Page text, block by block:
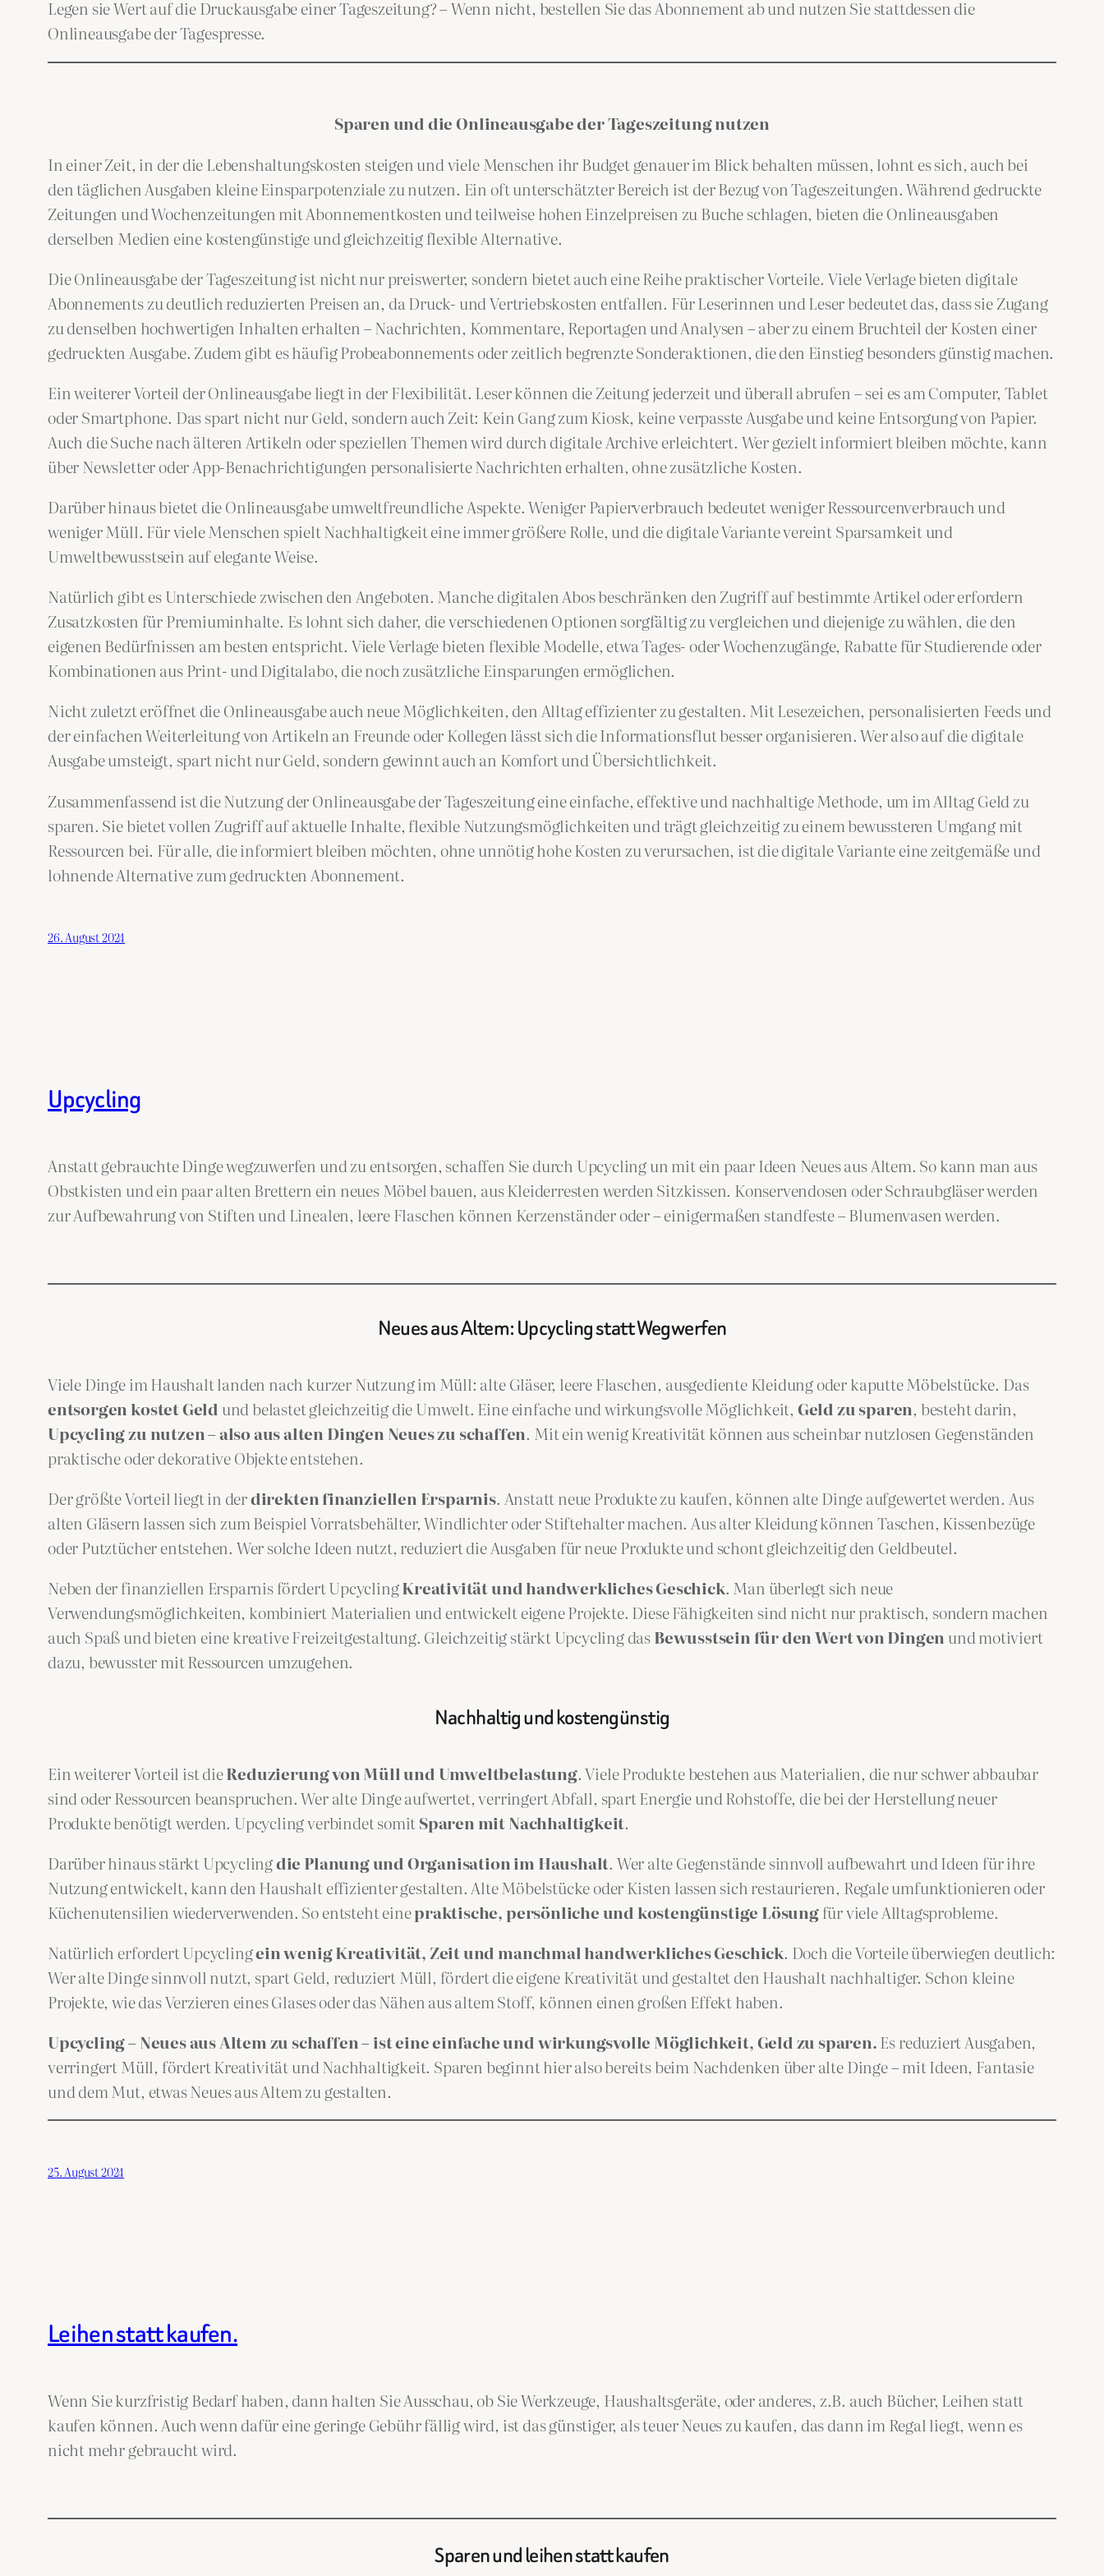
Legen sie Wert auf die Druckausgabe einer Tageszeitung? – Wenn nicht, bestellen Sie das Abonnement ab und nutzen Sie stattdessen die
Onlineausgabe der Tagespresse.
Sparen und die Onlineausgabe der Tageszeitung nutzen
In einer Zeit, in der die Lebenshaltungskosten steigen und viele Menschen ihr Budget genauer im Blick behalten müssen, lohnt es sich, auch bei
den täglichen Ausgaben kleine Einsparpotenziale zu nutzen. Ein oft unterschätzter Bereich ist der Bezug von Tageszeitungen. Während gedruckte
Zeitungen und Wochenzeitungen mit Abonnementkosten und teilweise hohen Einzelpreisen zu Buche schlagen, bieten die Onlineausgaben
derselben Medien eine kostengünstige und gleichzeitig flexible Alternative.
Die Onlineausgabe der Tageszeitung ist nicht nur preiswerter, sondern bietet auch eine Reihe praktischer Vorteile. Viele Verlage bieten digitale
Abonnements zu deutlich reduzierten Preisen an, da Druck- und Vertriebskosten entfallen. Für Leserinnen und Leser bedeutet das, dass sie Zugang
zu denselben hochwertigen Inhalten erhalten – Nachrichten, Kommentare, Reportagen und Analysen – aber zu einem Bruchteil der Kosten einer
gedruckten Ausgabe. Zudem gibt es häufig Probeabonnements oder zeitlich begrenzte Sonderaktionen, die den Einstieg besonders günstig machen.
Ein weiterer Vorteil der Onlineausgabe liegt in der Flexibilität. Leser können die Zeitung jederzeit und überall abrufen – sei es am Computer, Tablet
oder Smartphone. Das spart nicht nur Geld, sondern auch Zeit: Kein Gang zum Kiosk, keine verpasste Ausgabe und keine Entsorgung von Papier.
Auch die Suche nach älteren Artikeln oder speziellen Themen wird durch digitale Archive erleichtert. Wer gezielt informiert bleiben möchte, kann
über Newsletter oder App-Benachrichtigungen personalisierte Nachrichten erhalten, ohne zusätzliche Kosten.
Darüber hinaus bietet die Onlineausgabe umweltfreundliche Aspekte. Weniger Papierverbrauch bedeutet weniger Ressourcenverbrauch und
weniger Müll. Für viele Menschen spielt Nachhaltigkeit eine immer größere Rolle, und die digitale Variante vereint Sparsamkeit und
Umweltbewusstsein auf elegante Weise.
Natürlich gibt es Unterschiede zwischen den Angeboten. Manche digitalen Abos beschränken den Zugriff auf bestimmte Artikel oder erfordern
Zusatzkosten für Premiuminhalte. Es lohnt sich daher, die verschiedenen Optionen sorgfältig zu vergleichen und diejenige zu wählen, die den
eigenen Bedürfnissen am besten entspricht. Viele Verlage bieten flexible Modelle, etwa Tages- oder Wochenzugänge, Rabatte für Studierende oder
Kombinationen aus Print- und Digitalabo, die noch zusätzliche Einsparungen ermöglichen.
Nicht zuletzt eröffnet die Onlineausgabe auch neue Möglichkeiten, den Alltag effizienter zu gestalten. Mit Lesezeichen, personalisierten Feeds und
der einfachen Weiterleitung von Artikeln an Freunde oder Kollegen lässt sich die Informationsflut besser organisieren. Wer also auf die digitale
Ausgabe umsteigt, spart nicht nur Geld, sondern gewinnt auch an Komfort und Übersichtlichkeit.
Zusammenfassend ist die Nutzung der Onlineausgabe der Tageszeitung eine einfache, effektive und nachhaltige Methode, um im Alltag Geld zu
sparen. Sie bietet vollen Zugriff auf aktuelle Inhalte, flexible Nutzungsmöglichkeiten und trägt gleichzeitig zu einem bewussteren Umgang mit
Ressourcen bei. Für alle, die informiert bleiben möchten, ohne unnötig hohe Kosten zu verursachen, ist die digitale Variante eine zeitgemäße und
lohnende Alternative zum gedruckten Abonnement.
26. August 2024
Upcycling
Anstatt gebrauchte Dinge wegzuwerfen und zu entsorgen, schaffen Sie durch Upcycling un mit ein paar Ideen Neues aus Altem. So kann man aus
Obstkisten und ein paar alten Brettern ein neues Möbel bauen, aus Kleiderresten werden Sitzkissen. Konservendosen oder Schraubgläser werden
zur Aufbewahrung von Stiften und Linealen, leere Flaschen können Kerzenständer oder – einigermaßen standfeste – Blumenvasen werden.
Neues aus Altem: Upcycling statt Wegwerfen
Viele Dinge im Haushalt landen nach kurzer Nutzung im Müll: alte Gläser, leere Flaschen, ausgediente Kleidung oder kaputte Möbelstücke. Das
entsorgen kostet Geld und belastet gleichzeitig die Umwelt. Eine einfache und wirkungsvolle Möglichkeit, Geld zu sparen, besteht darin,
Upcycling zu nutzen – also aus alten Dingen Neues zu schaffen. Mit ein wenig Kreativität können aus scheinbar nutzlosen Gegenständen
praktische oder dekorative Objekte entstehen.
Der größte Vorteil liegt in derdirekten finanziellen Ersparnis. Anstatt neue Produkte zu kaufen, können alte Dinge aufgewertet werden. Aus
alten Gläsern lassen sich zum Beispiel Vorratsbehälter, Windlichter oder Stiftehalter machen. Aus alter Kleidung können Taschen, Kissenbezüge
oder Putztücher entstehen. Wer solche Ideen nutzt, reduziert die Ausgaben für neue Produkte und schont gleichzeitig den Geldbeutel.
Neben der finanziellen Ersparnis fördert UpcyclingKreativität und handwerkliches Geschick. Man überlegt sich neue
Verwendungsmöglichkeiten, kombiniert Materialien und entwickelt eigene Projekte. Diese Fähigkeiten sind nicht nur praktisch, sondern machen
auch Spaß und bieten eine kreative Freizeitgestaltung. Gleichzeitig stärkt Upcycling dasBewusstsein für den Wert von Dingen und motiviert
dazu, bewusster mit Ressourcen umzugehen.
Nachhaltig und kostengünstig
Ein weiterer Vorteil ist dieReduzierung von Müll und Umweltbelastung. Viele Produkte bestehen aus Materialien, die nur schwer abbaubar
sind oder Ressourcen beanspruchen. Wer alte Dinge aufwertet, verringert Abfall, spart Energie und Rohstoffe, die bei der Herstellung neuer
Produkte benötigt werden. Upcycling verbindet somitSparen mit Nachhaltigkeit.
Darüber hinaus stärkt Upcyclingdie Planung und Organisation im Haushalt. Wer alte Gegenstände sinnvoll aufbewahrt und Ideen für ihre
Nutzung entwickelt, kann den Haushalt effizienter gestalten. Alte Möbelstücke oder Kisten lassen sich restaurieren, Regale umfunktionieren oder
Küchenutensilien wiederverwenden. So entsteht einepraktische, persönliche und kostengünstige Lösungfür viele Alltagsprobleme.
Natürlich erfordert Upcyclingein wenig Kreativität, Zeit und manchmal handwerkliches Geschick. Doch die Vorteile überwiegen deutlich:
Wer alte Dinge sinnvoll nutzt, spart Geld, reduziert Müll, fördert die eigene Kreativität und gestaltet den Haushalt nachhaltiger. Schon kleine
Projekte, wie das Verzieren eines Glases oder das Nähen aus altem Stoff, können einen großen Effekt haben.
Upcycling – Neues aus Altem zu schaffen – ist eine einfache und wirkungsvolle Möglichkeit, Geld zu sparen.Es reduziert Ausgaben,
verringert Müll, fördert Kreativität und Nachhaltigkeit. Sparen beginnt hier also bereits beim Nachdenken über alte Dinge – mit Ideen, Fantasie
und dem Mut, etwas Neues aus Altem zu gestalten.
25. August 2024
Leihen statt kaufen.
Wenn Sie kurzfristig Bedarf haben, dann halten Sie Ausschau, ob Sie Werkzeuge, Haushaltsgeräte, oder anderes, z.B. auch Bücher, Leihen statt
kaufen können. Auch wenn dafür eine geringe Gebühr fällig wird, ist das günstiger, als teuer Neues zu kaufen, das dann im Regal liegt, wenn es
nicht mehr gebraucht wird.
Sparen und leihen statt kaufen